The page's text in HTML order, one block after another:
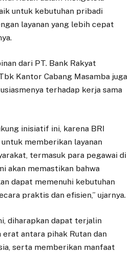
untuk kebutuhan pribadi
layanan yang lebih cepat
dari PT. Bank Rakyat
Kantor Cabang Masamba juga
terhadap kerja sama
inisiatif ini, karena BRI
memberikan layanan
termasuk para pegawai di
akan memastikan bahwa
dapat memenuhi kebutuhan
praktis dan efisien,” ujarnya.
diharapkan dapat terjalin
erat antara pihak Rutan dan
serta memberikan manfaat